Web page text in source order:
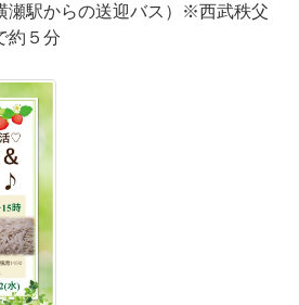
瀬駅からの送迎バス）※西武秩父
約５分